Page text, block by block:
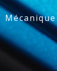
Mécanique